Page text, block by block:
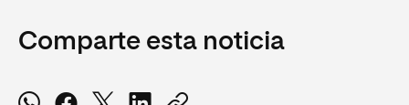
Comparte esta noticia